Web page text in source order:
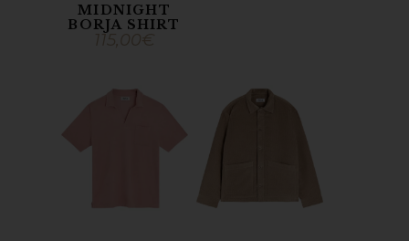
MIDNIGHT
BORJA SHIRT
115,00€